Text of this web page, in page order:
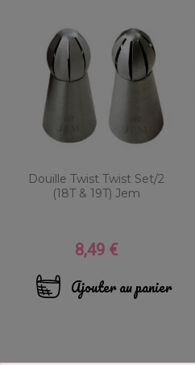
Douille Twist Twist Set/2
(18T & 19T) Jem
Prix
8,49 €
Ajouter au panier